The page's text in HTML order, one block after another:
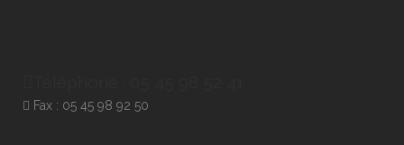
Fax : 05 45 98 92 50